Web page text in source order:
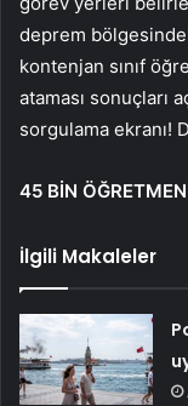
deprem
kontenjan sınıf
ataması sonuçları
sorgulama ekranı!
45 BİN
İlgili Makaleler